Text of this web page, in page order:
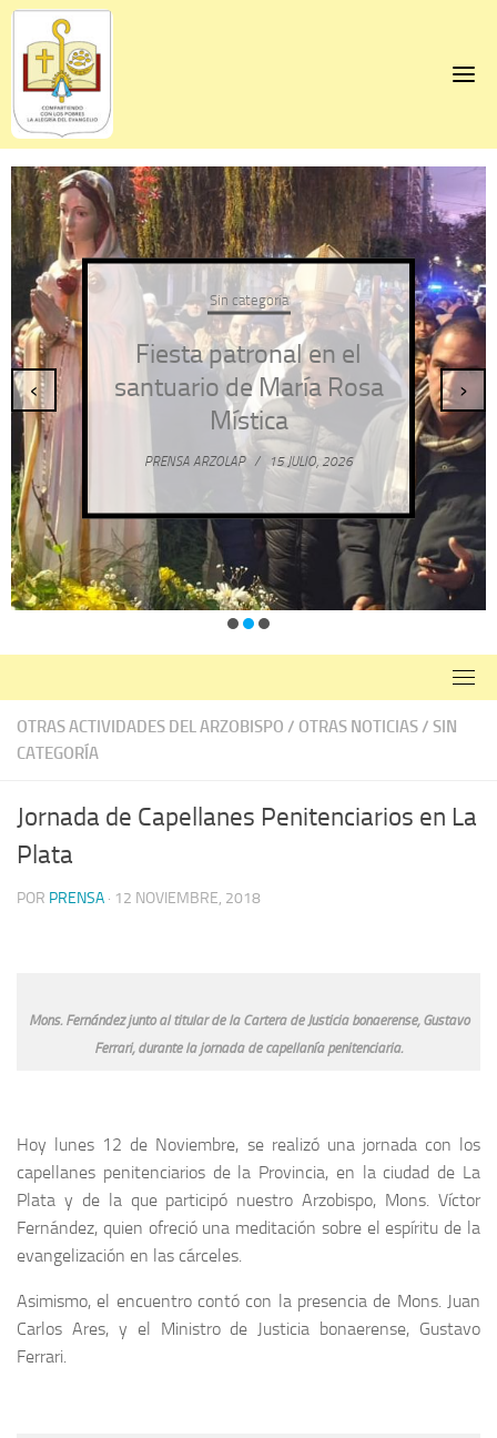
Skip
content
Sin categoría
Fiesta patronal en el
santuario de María Rosa
Mística
PRENSA ARZOLAP / 15 JULIO, 2026
‹ ›
OTRAS ACTIVIDADES DEL ARZOBISPO / OTRAS NOTICIAS/ SIN
CATEGORÍA
Jornada de Capellanes Penitenciarios en La
Plata
POR PRENSA · 12 NOVIEMBRE, 2018
Mons. Fernández junto al titular de la Cartera de Justicia bonaerense, Gustavo
Ferrari, durante la jornada de capellanía penitenciaria.
Hoy lunes 12 de Noviembre, se realizó una jornada con los
capellanes penitenciarios de la Provincia, en la ciudad de La
Plata y de la que participó nuestro Arzobispo, Mons. Víctor
Fernández, quien ofreció una meditación sobre el espíritu de la
evangelización en las cárceles.
Asimismo, el encuentro contó con la presencia de Mons. Juan
Carlos Ares, y el Ministro de Justicia bonaerense, Gustavo
Ferrari.